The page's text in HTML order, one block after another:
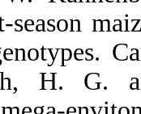
studies in
for
1034.